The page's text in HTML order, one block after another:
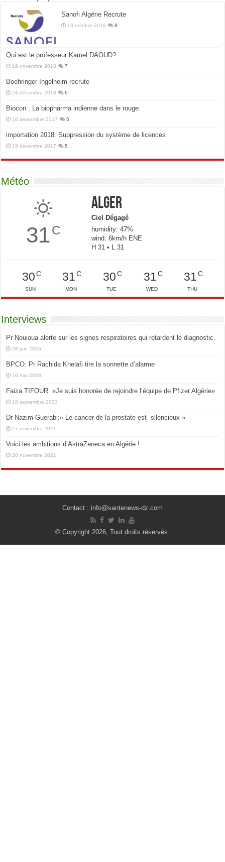
Sanofi Algérie Recrute
16 octobre 2018 8
Qui est le professeur Kamel DAOUD?
19 novembre 2018 7
Boehringer Ingelheim recrute
24 décembre 2018 6
Biocon : La biopharma indienne dans le rouge.
10 septembre 2017 5
importation 2018: Suppression du système de licences
19 décembre 2017 5
Météo
31C
Alger
Ciel Dégagé
humidity: 47%
wind: 6km/h ENE
H 31 • L 31
30C
SUN
31 C
MON
30C
TUE
31C
WED
31 C
THU
Interviews
Pr Nouioua alerte sur les signes respiratoires qui retardent le diagnostic.
28 juin 2026
BPCO: Pr Rachida Khelafi tire la sonnette d’alarme
10 mai 2026
Faiza TIFOUR: «Je suis honorée de rejoindre l’équipe de Pfizer Algérie»
18 septembre 2023
Dr Nazim Guerabi:« Le cancer de la prostate est silencieux »
27 novembre 2021
Voici les ambitions d’AstraZeneca en Algérie !
20 novembre 2021
Contact : info@santenews-dz.com
© Copyright 2026, Tout droits réservés.